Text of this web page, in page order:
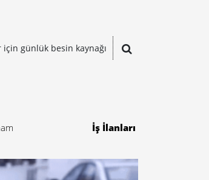
için günlük besin kaynağı
İş İlanları